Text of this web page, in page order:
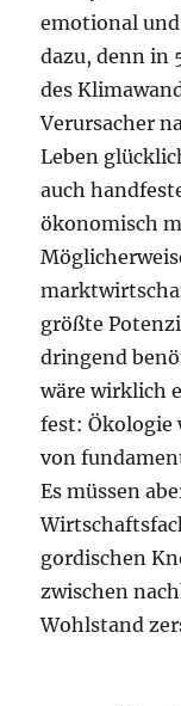
emotional
dazu, denn in
des
Verursacher
Leben
auch
ökonomisch
größte
dringend
wäre wirklich
fest: Ökologie
von
Es müssen
gordischen
zwischen
Wohlstand